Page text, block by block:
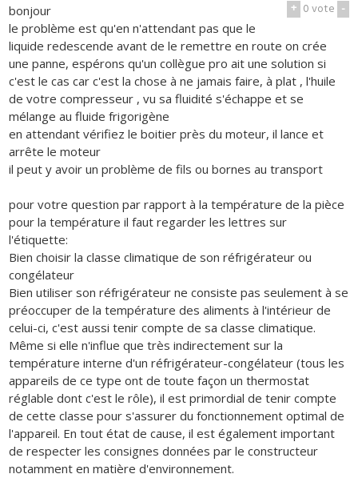
+ 0vote -
bonjour
le problème est qu'en n'attendant pas que le
liquide redescende avant de le remettre en route on crée
une panne, espérons qu'un collègue pro ait une solution si
c'est le cas car c'est la chose à ne jamais faire, à plat , l'huile
de votre compresseur , vu sa fluidité s'échappe et se
mélange au fluide frigorigène
en attendant vérifiez le boitier près du moteur, il lance et
arrête le moteur
il peut y avoir un problème de fils ou bornes au transport
pour votre question par rapport à la température de la pièce
pour la température il faut regarder les lettres sur
l'étiquette:
Bien choisir la classe climatique de son réfrigérateur ou
congélateur
Bien utiliser son réfrigérateur ne consiste pas seulement à se
préoccuper de la température des aliments à l'intérieur de
celui-ci, c'est aussi tenir compte de sa classe climatique.
Même si elle n'influe que très indirectement sur la
température interne d'un réfrigérateur-congélateur (tous les
appareils de ce type ont de toute façon un thermostat
réglable dont c'est le rôle), il est primordial de tenir compte
de cette classe pour s'assurer du fonctionnement optimal de
l'appareil. En tout état de cause, il est également important
de respecter les consignes données par le constructeur
notamment en matière d'environnement.